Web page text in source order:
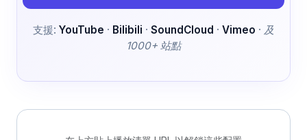
支援: YouTube · Bilibili · SoundCloud · Vimeo · 及
1000+ 站點